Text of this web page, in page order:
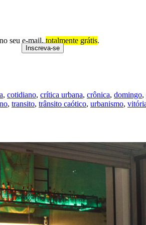
seu e-mail, totalmente grátis.
, cotidiano, crítica urbana, crônica, domingo,
, transito, trânsito caótico, urbanismo,